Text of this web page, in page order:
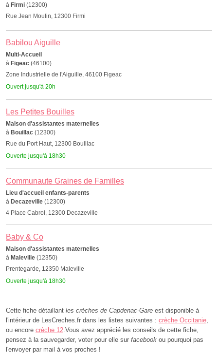
à Firmi (12300)
Rue Jean Moulin, 12300 Firmi
Babilou Aiguille
Multi-Accueil
à Figeac (46100)
Zone Industrielle de l'Aiguille, 46100 Figeac
Ouvert jusqu'à 20h
Les Petites Bouilles
Maison d'assistantes maternelles
à Bouillac (12300)
Rue du Port Haut, 12300 Bouillac
Ouverte jusqu'à 18h30
Communaute Graines de Familles
Lieu d'accueil enfants-parents
à Decazeville (12300)
4 Place Cabrol, 12300 Decazeville
Baby & Co
Maison d'assistantes maternelles
à Maleville (12350)
Prentegarde, 12350 Maleville
Ouverte jusqu'à 18h30
Cette fiche détaillant les crèches de Capdenac-Gare est disponible à
l'intérieur de LesCreches.fr dans les listes suivantes : crèche Occitanie,
ou encore crèche 12.Vous avez apprécié les conseils de cette fiche,
pensez à la sauvegarder, voter pour elle sur facebook ou pourquoi pas
l'envoyer par mail à vos proches !